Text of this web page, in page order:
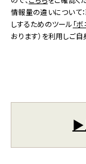
情報量の違いについて
しするためのツール 「
おります）を利用しご
▶︎